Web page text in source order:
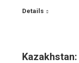
Details